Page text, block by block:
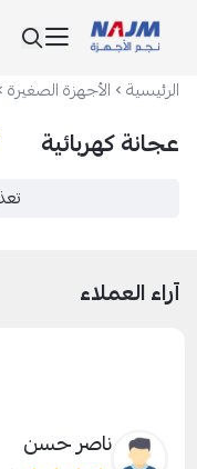
نجم الأجهزة
الرئيسية الأجهزة الصغيرة
عجانة كهربائية
آراء العملاء
ناصر حسن